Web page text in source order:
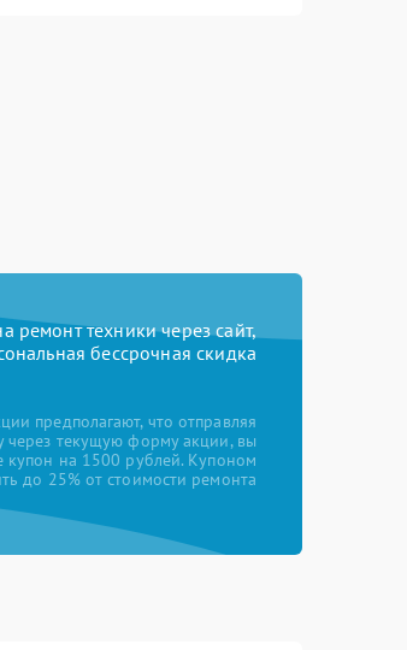
техники через сайт,
бессрочная скидка
предполагают, что отправляя
через текущую форму акции, вы
купон на 1500 рублей. Купоном
до 25% от стоимости ремонта